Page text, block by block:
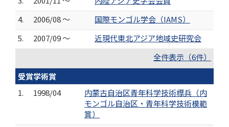
4.
2006/08 ～
国際モンゴル学会（IAMS）
5.
2007/09 ～
近現代東北アジア地域史研究会
全件表示（6件）
受賞学術賞
1.
1998/04
内蒙古自治区青年科学技術標兵（内
モンゴル自治区・青年科学技術模範
賞）